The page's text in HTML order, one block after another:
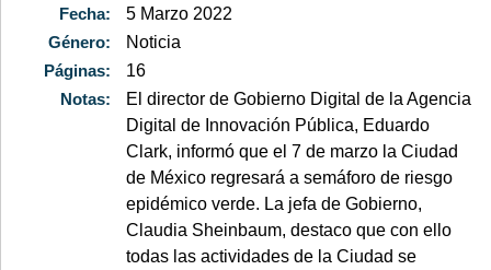
Fecha:
5 Marzo 2022
Género:
Noticia
Páginas:
16
Notas:
El director de Gobierno Digital de la Agencia
Digital de Innovación Pública, Eduardo
Clark, informó que el 7 de marzo la Ciudad
de México regresará a semáforo de riesgo
epidémico verde. La jefa de Gobierno,
Claudia Sheinbaum, destaco que con ello
todas las actividades de la Ciudad se